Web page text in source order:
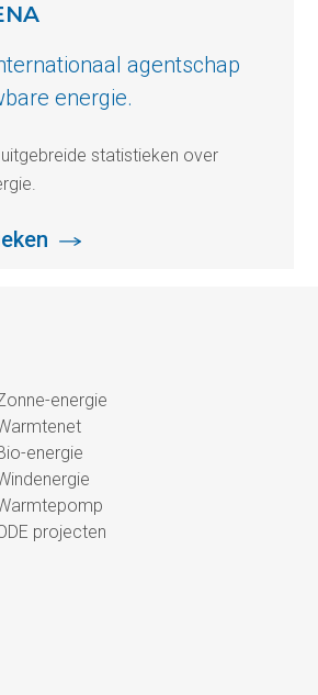
agentschap
energie.
uitgebreide statistieken over
energie
energie
projecten